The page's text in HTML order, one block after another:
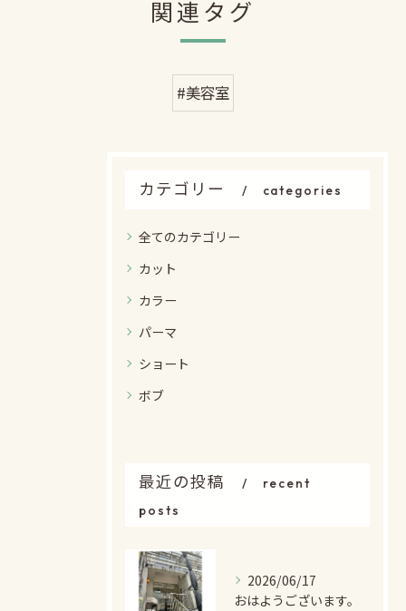
関連タグ
#美容室
カテゴリー categories
全てのカテゴリー
カット
カラー
パーマ
ショート
ボブ
最近の投稿
recent
posts
2026/06/17
おはようございます。